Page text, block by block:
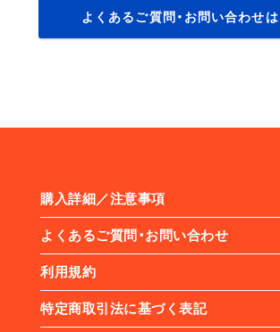
よくあるご質問・お問い合わせ
購入詳細／注意事項
よくあるご質問・お問い合わせ
利用規約
特定商取引法に基づく表記